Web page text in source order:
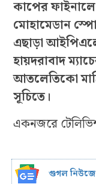
কাপের
মোহামেডান
এছাড়া
হায়দরাবাদ
আতলেতিকো
সূচিতে।
একনজরে
গুগল